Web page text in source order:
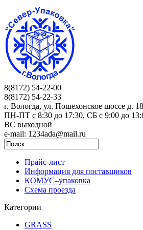
8(8172) 54-22-00
8(8172) 54-22-33
г. Вологда, ул. Пошехонское шоссе д. 18
ПН-ПТ c 8:30 до 17:30, СБ с 9:00 до
ВС выходной
e-mail: 1234ada@mail.ru
Прайс-лист
Информация для поставщиков
КОМУС–упаковка
Схема проезда
Категории
GRASS